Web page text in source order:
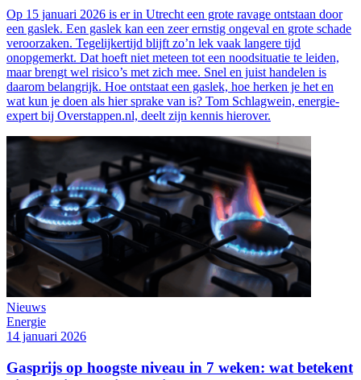
Op 15 januari 2026 is er in Utrecht een grote ravage ontstaan door
een gaslek. Een gaslek kan een zeer ernstig ongeval en grote schade
veroorzaken. Tegelijkertijd blijft zo’n lek vaak langere tijd
onopgemerkt. Dat hoeft niet meteen tot een noodsituatie te leiden,
maar brengt wel risico’s met zich mee. Snel en juist handelen is
daarom belangrijk. Hoe ontstaat een gaslek, hoe herken je het en
wat kun je doen als hier sprake van is? Tom Schlagwein, energie-
expert bij Overstappen.nl, deelt zijn kennis hierover.
Nieuws
Energie
14 januari 2026
Gasprijs op hoogste niveau in 7 weken: wat betekent